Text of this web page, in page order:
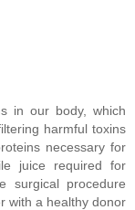
in our body, which
harmful toxins
necessary for
juice required for
surgical procedure
with a healthy donor